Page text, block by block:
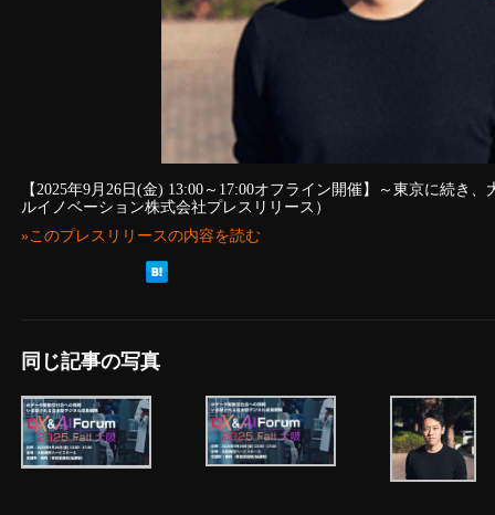
【2025年9月26日(金) 13:00～17:00オフライン開催】～東京に続き
ルイノベーション株式会社プレスリリース）
»このプレスリリースの内容を読む
同じ記事の写真